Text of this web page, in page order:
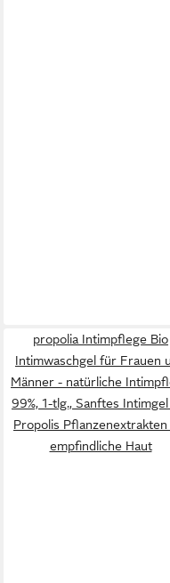
propolia Intimpflege Bio
Intimwaschgel für Frauen
Männer - natürliche
99%, 1-tlg., Sanftes
Propolis
empfindliche Haut